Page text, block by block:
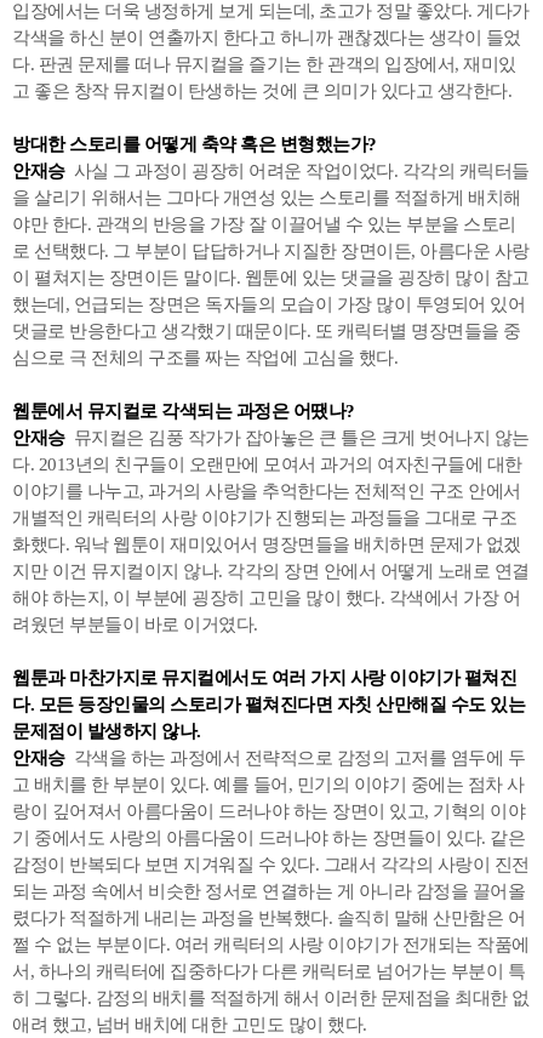
입장에서는 더욱 냉정하게 보게 되는데, 초고가 정말 좋았다. 게다가
각색을 하신 분이 연출까지 한다고 하니까 괜찮겠다는 생각이 들었
다. 판권 문제를 떠나 뮤지컬을 즐기는 한 관객의 입장에서, 재미있
고 좋은 창작 뮤지컬이 탄생하는 것에 큰 의미가 있다고 생각한다.
방대한 스토리를 어떻게 축약 혹은 변형했는가?
안재승 사실 그 과정이 굉장히 어려운 작업이었다. 각각의 캐릭터들
을 살리기 위해서는 그마다 개연성 있는 스토리를 적절하게 배치해
야만 한다. 관객의 반응을 가장 잘 이끌어낼 수 있는 부분을 스토리
로 선택했다. 그 부분이 답답하거나 지질한 장면이든, 아름다운 사랑
이 펼쳐지는 장면이든 말이다. 웹툰에 있는 댓글을 굉장히 많이 참고
했는데, 언급되는 장면은 독자들의 모습이 가장 많이 투영되어 있어
댓글로 반응한다고 생각했기 때문이다. 또 캐릭터별 명장면들을 중
심으로 극 전체의 구조를 짜는 작업에 고심을 했다.
웹툰에서 뮤지컬로 각색되는 과정은 어땠나?
안재승 뮤지컬은 김풍 작가가 잡아놓은 큰 틀은 크게 벗어나지 않는
다. 2013년의 친구들이 오랜만에 모여서 과거의 여자친구들에 대한
이야기를 나누고, 과거의 사랑을 추억한다는 전체적인 구조 안에서
개별적인 캐릭터의 사랑 이야기가 진행되는 과정들을 그대로 구조
화했다. 워낙 웹툰이 재미있어서 명장면들을 배치하면 문제가 없겠
지만 이건 뮤지컬이지 않나. 각각의 장면 안에서 어떻게 노래로 연결
해야 하는지, 이 부분에 굉장히 고민을 많이 했다. 각색에서 가장 어
려웠던 부분들이 바로 이거였다.
웹툰과 마찬가지로 뮤지컬에서도 여러 가지 사랑 이야기가 펼쳐진
다. 모든 등장인물의 스토리가 펼쳐진다면 자칫 산만해질 수도 있는
문제점이 발생하지 않나.
안재승 각색을 하는 과정에서 전략적으로 감정의 고저를 염두에 두
고 배치를 한 부분이 있다. 예를 들어, 민기의 이야기 중에는 점차 사
랑이 깊어져서 아름다움이 드러나야 하는 장면이 있고, 기혁의 이야
기 중에서도 사랑의 아름다움이 드러나야 하는 장면들이 있다. 같은
감정이 반복되다 보면 지겨워질 수 있다. 그래서 각각의 사랑이 진전
되는 과정 속에서 비슷한 정서로 연결하는 게 아니라 감정을 끌어올
렸다가 적절하게 내리는 과정을 반복했다. 솔직히 말해 산만함은 어
쩔 수 없는 부분이다. 여러 캐릭터의 사랑 이야기가 전개되는 작품에
서, 하나의 캐릭터에 집중하다가 다른 캐릭터로 넘어가는 부분이 특
히 그렇다. 감정의 배치를 적절하게 해서 이러한 문제점을 최대한 없
애려 했고, 넘버 배치에 대한 고민도 많이 했다.